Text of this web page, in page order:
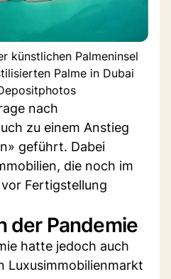
künstlichen Palmeninsel
Palme in Dubai
nach
zu einem Anstieg
geführt. Dabei
die noch im
Fertigstellung
der Pandemie
hatte jedoch auch
Luxusimmobilienmarkt